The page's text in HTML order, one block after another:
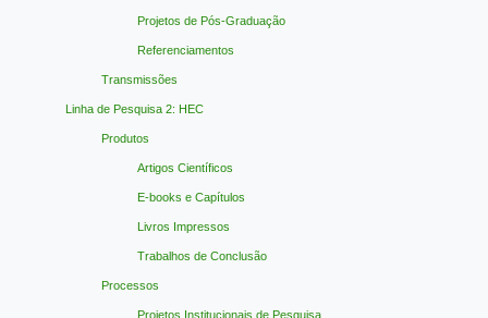
Projetos de Pós-Graduação
Referenciamentos
Transmissões
Linha de Pesquisa 2: HEC
Produtos
Artigos Científicos
E-books e Capítulos
Livros Impressos
Trabalhos de Conclusão
Processos
Projetos Institucionais de Pesquisa